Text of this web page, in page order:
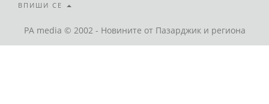
ВПИШИ СЕ
PA media © 2002 - Новините от Пазарджик и региона